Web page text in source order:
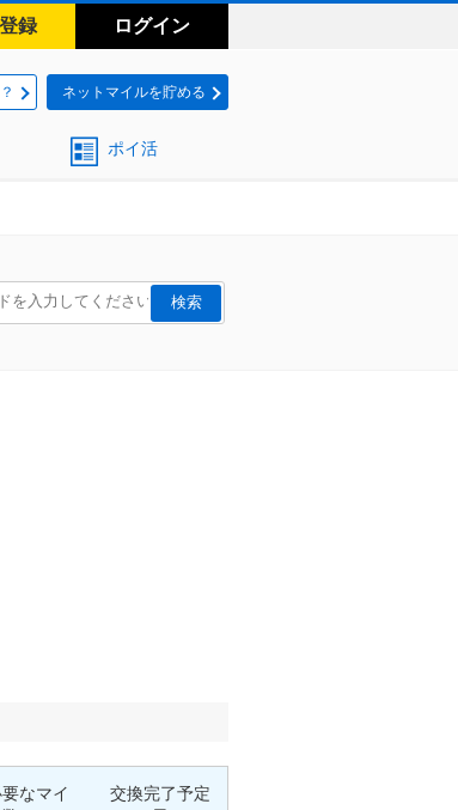
録 ログイン
ネットマイルを貯める
ポイ活
なマイ
交換完了予定